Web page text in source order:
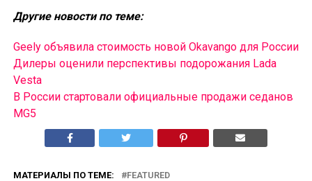
Другие новости по теме:
Geely объявила стоимость новой Okavango для России
Дилеры оценили перспективы подорожания Lada
Vesta
В России cтартовали официальные продажи седанов
MG5
МАТЕРИАЛЫ ПО ТЕМЕ: FEATURED